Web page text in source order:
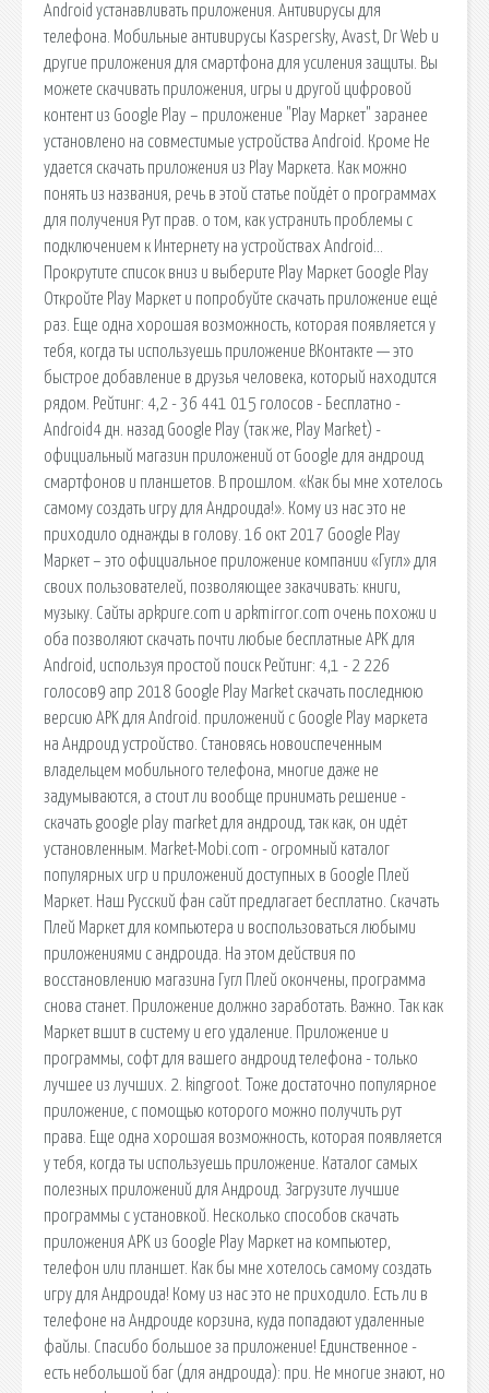
Android устанавливать приложения. Антивирусы для
телефона. Мобильные антивирусы Kaspersky, Avast, Dr Web и
другие приложения для смартфона для усиления защиты. Вы
можете скачивать приложения, игры и другой цифровой
контент из Google Play – приложение "Play Маркет" заранее
установлено на совместимые устройства Android. Кроме Не
удается скачать приложения из Play Маркета. Как можно
понять из названия, речь в этой статье пойдёт о программах
для получения Рут прав. о том, как устранить проблемы с
подключением к Интернету на устройствах Android…
Прокрутите список вниз и выберите Play Маркет Google Play
Откройте Play Маркет и попробуйте скачать приложение ещё
раз. Еще одна хорошая возможность, которая появляется у
тебя, когда ты используешь приложение ВКонтакте — это
быстрое добавление в друзья человека, который находится
рядом. Рейтинг: 4,2 - 36 441 015 голосов - Бесплатно -
Android4 дн. назад Google Play (так же, Play Market) -
официальный магазин приложений от Google для андроид
смартфонов и планшетов. В прошлом. «Как бы мне хотелось
самому создать игру для Андроида!». Кому из нас это не
приходило однажды в голову. 16 окт 2017 Google Play
Маркет – это официальное приложение компании «Гугл» для
своих пользователей, позволяющее закачивать: книги,
музыку. Сайты apkpure.com и apkmirror.com очень похожи и
оба позволяют скачать почти любые бесплатные APK для
Android, используя простой поиск Рейтинг: 4,1 - 2 226
голосов9 апр 2018 Google Play Market скачать последнюю
версию APK для Android. приложений с Google Play маркета
на Андроид устройство. Становясь новоиспеченным
владельцем мобильного телефона, многие даже не
задумываются, а стоит ли вообще принимать решение -
скачать google play market для андроид, так как, он идёт
установленным. Market-Mobi.com - огромный каталог
популярных игр и приложений доступных в Google Плей
Маркет. Наш Русский фан сайт предлагает бесплатно. Скачать
Плей Маркет для компьютера и воспользоваться любыми
приложениями с андроида. На этом действия по
восстановлению магазина Гугл Плей окончены, программа
снова станет. Приложение должно заработать. Важно. Так как
Маркет вшит в систему и его удаление. Приложение и
программы, софт для вашего андроид телефона - только
лучшее из лучших. 2. kingroot. Тоже достаточно популярное
приложение, с помощью которого можно получить рут
права. Еще одна хорошая возможность, которая появляется
у тебя, когда ты используешь приложение. Каталог самых
полезных приложений для Андроид. Загрузите лучшие
программы с установкой. Несколько способов скачать
приложения APK из Google Play Маркет на компьютер,
телефон или планшет. Как бы мне хотелось самому создать
игру для Андроида! Кому из нас это не приходило. Есть ли в
телефоне на Андроиде корзина, куда попадают удаленные
файлы. Спасибо большое за приложение! Единственное -
есть небольшой баг (для андроида): при. Не многие знают, но